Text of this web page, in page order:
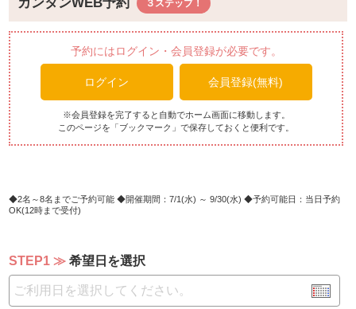
・魚介のカルピオーネ
・豚肉のガパオサラダ
・カプレーゼ
・ヨダレ鶏
・マカロニ＆チーズ
・ナスとインゲン
・中華風豆腐と挽肉のサラダ
・トリプルガーリックシュリンプ
・生春巻きサラダ
・麻婆豆腐
・ブイヤベース(平日)
・中華スープ(平日)
予約にはログイン・会員登録が必要です。
ログイン 会員登録(無料)
※会員登録を完了すると自動でホーム画面に移動します。
このページを「ブックマーク」で保存しておくと便利です。
2名～8名までご予約可能 開催期間：7/1(水) ～ 9/30(水)
予約可能日：当日予約
OK(12時まで受付)
STEP1 希望日を選択